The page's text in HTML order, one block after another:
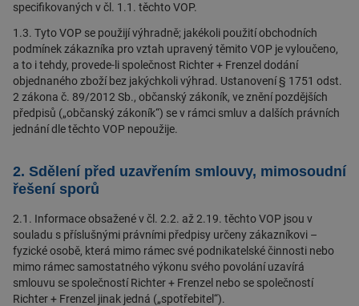
specifikovaných v čl. 1.1. těchto VOP.
1.3. Tyto VOP se použijí výhradně; jakékoli použití obchodních
podmínek zákazníka pro vztah upravený těmito VOP je vyloučeno,
a to i tehdy, provede-li společnost Richter + Frenzel dodání
objednaného zboží bez jakýchkoli výhrad. Ustanovení § 1751 odst.
2 zákona č. 89/2012 Sb., občanský zákoník, ve znění pozdějších
předpisů („občanský zákoník“) se v rámci smluv a dalších právních
jednání dle těchto VOP nepoužije.
2. Sdělení před uzavřením smlouvy, mimosoudní
řešení sporů
2.1. Informace obsažené v čl. 2.2. až 2.19. těchto VOP jsou v
souladu s příslušnými právními předpisy určeny zákazníkovi –
fyzické osobě, která mimo rámec své podnikatelské činnosti nebo
mimo rámec samostatného výkonu svého povolání uzavírá
smlouvu se společností Richter + Frenzel nebo se společností
Richter + Frenzel jinak jedná („spotřebitel“).